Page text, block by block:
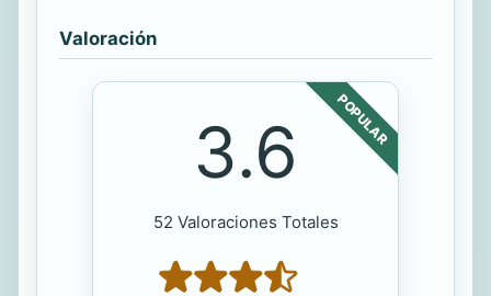
Valoración
POPULAR
3.6
52 Valoraciones Totales